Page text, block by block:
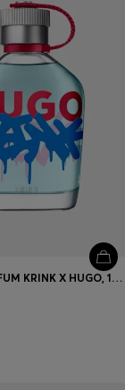
EAU DE PARFUM KRINK X HUGO, 125 ML